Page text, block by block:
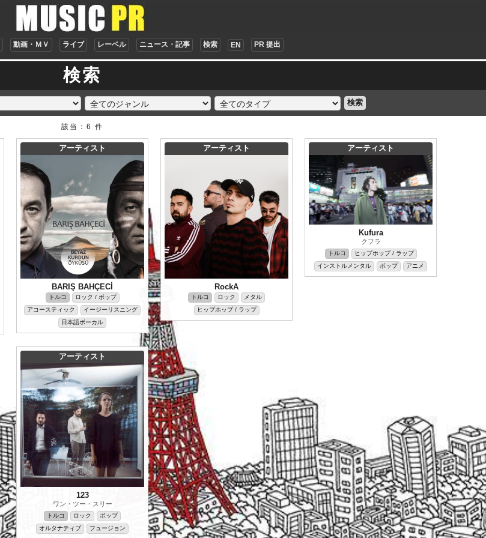
動画・ＭＶ ライブ レーベル ニュース・記事 検索 EN PR 提出
検索
検索
該当：6 件
アーティスト
BARIŞ BAHÇECİ
トルコ
ロック / ポップ
アコースティック
イージーリスニング
日本語ボーカル
アーティスト
RockA
トルコ ロック
メタル
ヒップホップ / ラップ
アーティスト
Kufura
クフラ
トルコ
ヒップホップ / ラップ
インストルメンタル
ポップ アニメ
アーティスト
123
ワン・ツー・スリー
トルコ ロック
ポップ
オルタナティブ
フュージョン